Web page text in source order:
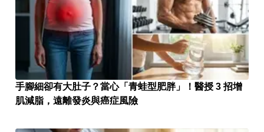
手腳細卻有大肚子？當心「青蛙型肥胖」！醫授 3 招增
肌減脂，遠離發炎與癌症風險